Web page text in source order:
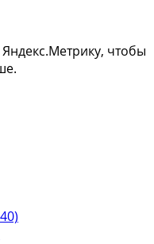
Яндекс.Метрику, чтобы